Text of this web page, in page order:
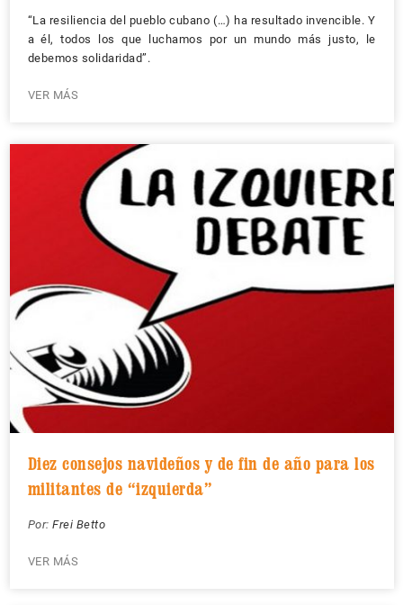
“La resiliencia del pueblo cubano (…) ha resultado invencible. Y
a él, todos los que luchamos por un mundo más justo, le
debemos solidaridad”.
VER MÁS
Diez consejos navideños y de fin de año para los
militantes de “izquierda”
Por: Frei Betto
VER MÁS